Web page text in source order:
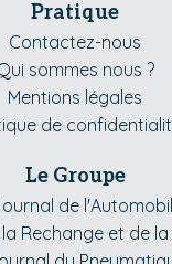
Pratique
Contactez-nous
sommes nous ?
Mentions légales
de
Le Groupe
de
Rechange et de